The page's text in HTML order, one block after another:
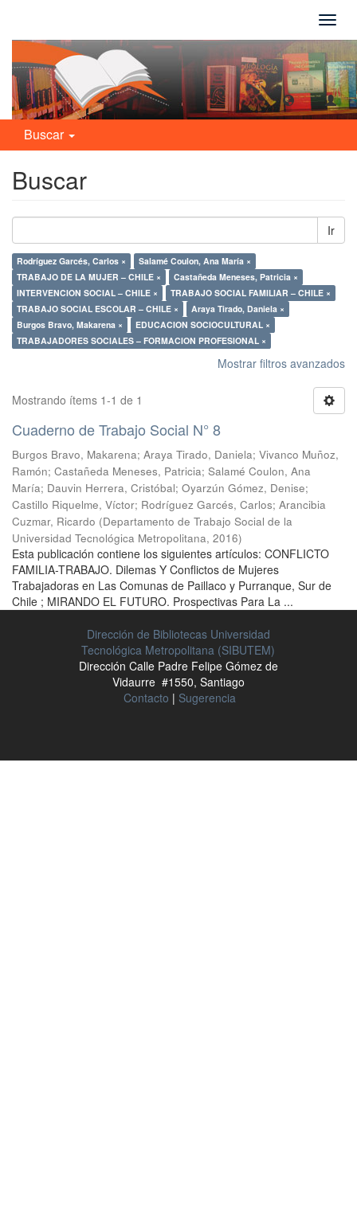
Buscar
Buscar
Ir
Rodríguez Garcés, Carlos ×
Salamé Coulon, Ana María ×
TRABAJO DE LA MUJER – CHILE ×
Castañeda Meneses, Patricia ×
INTERVENCION SOCIAL – CHILE ×
TRABAJO SOCIAL FAMILIAR – CHILE ×
TRABAJO SOCIAL ESCOLAR – CHILE ×
Araya Tirado, Daniela ×
Burgos Bravo, Makarena ×
EDUCACION SOCIOCULTURAL ×
TRABAJADORES SOCIALES – FORMACION PROFESIONAL ×
Mostrar filtros avanzados
Mostrando ítems 1-1 de 1
Cuaderno de Trabajo Social N° 8
Burgos Bravo, Makarena; Araya Tirado, Daniela; Vivanco Muñoz,
Ramón; Castañeda Meneses, Patricia; Salamé Coulon, Ana
María; Dauvin Herrera, Cristóbal; Oyarzún Gómez, Denise;
Castillo Riquelme, Víctor; Rodríguez Garcés, Carlos; Arancibia
Cuzmar, Ricardo (Departamento de Trabajo Social de la
Universidad Tecnológica Metropolitana, 2016)
Esta publicación contiene los siguientes artículos: CONFLICTO
FAMILIA-TRABAJO. Dilemas Y Conflictos de Mujeres
Trabajadoras en Las Comunas de Paillaco y Purranque, Sur de
Chile ; MIRANDO EL FUTURO. Prospectivas Para La ...
Dirección de Bibliotecas Universidad
Tecnológica Metropolitana (SIBUTEM)
Dirección Calle Padre Felipe Gómez de
Vidaurre #1550, Santiago
Contacto | Sugerencia